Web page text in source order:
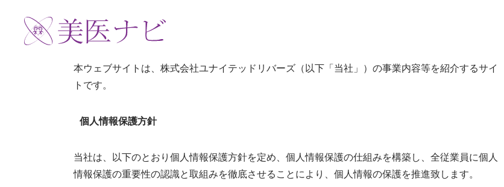
本ウェブサイトは、株式会社ユナイテッドリバーズ（以下「当社」）の事業内容等を紹介するサイ
トです。
個人情報保護方針
当社は、以下のとおり個人情報保護方針を定め、個人情報保護の仕組みを構築し、全従業員に個人
情報保護の重要性の認識と取組みを徹底させることにより、個人情報の保護を推進致します。